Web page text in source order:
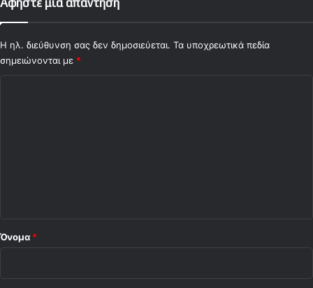
Η ηλ. διεύθυνση σας δεν δημοσιεύεται. Τα υποχρεωτικά πεδία
σημειώνονται με *
Όνομα *